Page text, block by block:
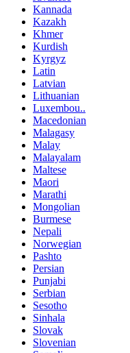
Kannada
Kazakh
Khmer
Kurdish
Kyrgyz
Latin
Latvian
Lithuanian
Luxembou..
Macedonian
Malagasy
Malay
Malayalam
Maltese
Maori
Marathi
Mongolian
Burmese
Nepali
Norwegian
Pashto
Persian
Punjabi
Serbian
Sesotho
Sinhala
Slovak
Slovenian